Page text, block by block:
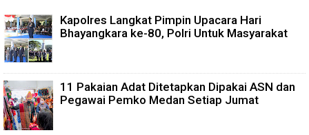
Kapolres Langkat Pimpin Upacara Hari
Bhayangkara ke-80, Polri Untuk Masyarakat
11 Pakaian Adat Ditetapkan Dipakai ASN dan
Pegawai Pemko Medan Setiap Jumat